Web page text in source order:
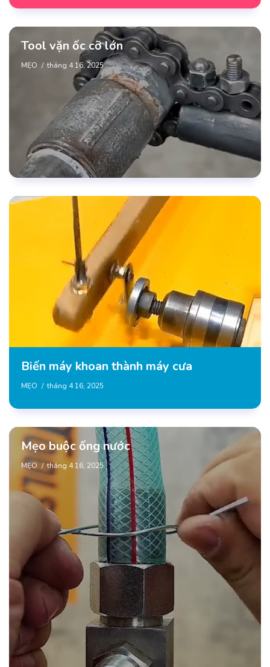
Tool vặn ốc cỡ lớn
MẸO tháng 4 16, 2025
Biến máy khoan thành máy cưa
MẸO tháng 4 16, 2025
Mẹo buộc ống nước
MẸO tháng 4 16, 2025